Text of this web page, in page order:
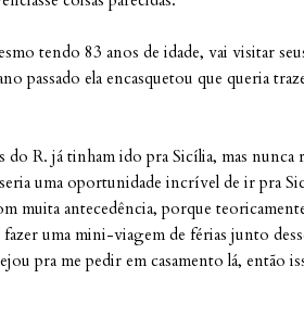
tendo 83 anos de idade, vai visitar
passado ela encasquetou que queria
R. já tinham ido pra Sicília, mas
uma oportunidade incrível de ir pra
muita antecedência, porque
uma mini-viagem de férias junto
pra me pedir em casamento lá, então